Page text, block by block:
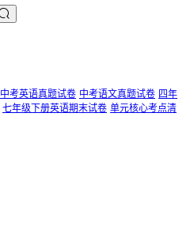
中考英语真题试卷 中考语文真题试卷 四年
七年级下册英语期末试卷 单元核心考点清